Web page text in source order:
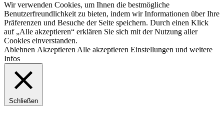
Wir verwenden Cookies, um Ihnen die bestmögliche
Benutzerfreundlichkeit zu bieten, indem wir Informationen über Ihre
Präferenzen und Besuche der Seite speichern. Durch einen Klick
auf „Alle akzeptieren“ erklären Sie sich mit der Nutzung aller
Cookies einverstanden.
Ablehnen Akzeptieren Alle akzeptieren Einstellungen und weitere
Infos
Schließen